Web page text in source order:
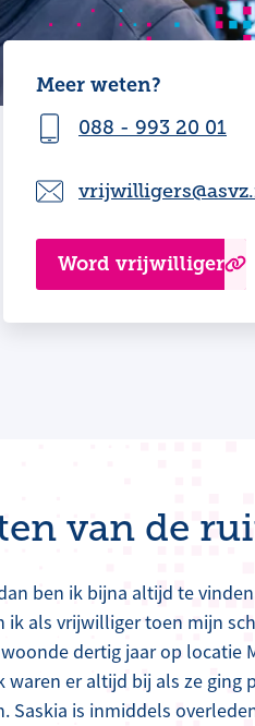
Meer weten?
088 - 993 20 01
Word vrijwilliger
van de
ben ik bijna altijd te
ik als vrijwilliger toen mijn
dertig jaar op locatie
waren er altijd bij als ze ging
Saskia is inmiddels